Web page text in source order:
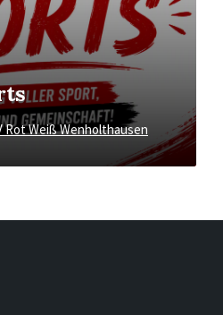
Rot Weiß Wenholthausen